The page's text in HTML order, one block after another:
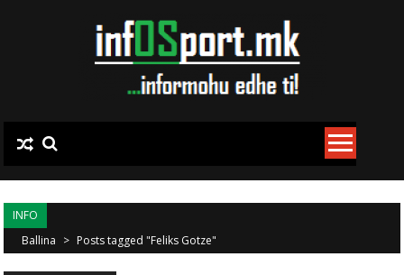
INFO
Ballina > Posts tagged "Feliks Gotze"